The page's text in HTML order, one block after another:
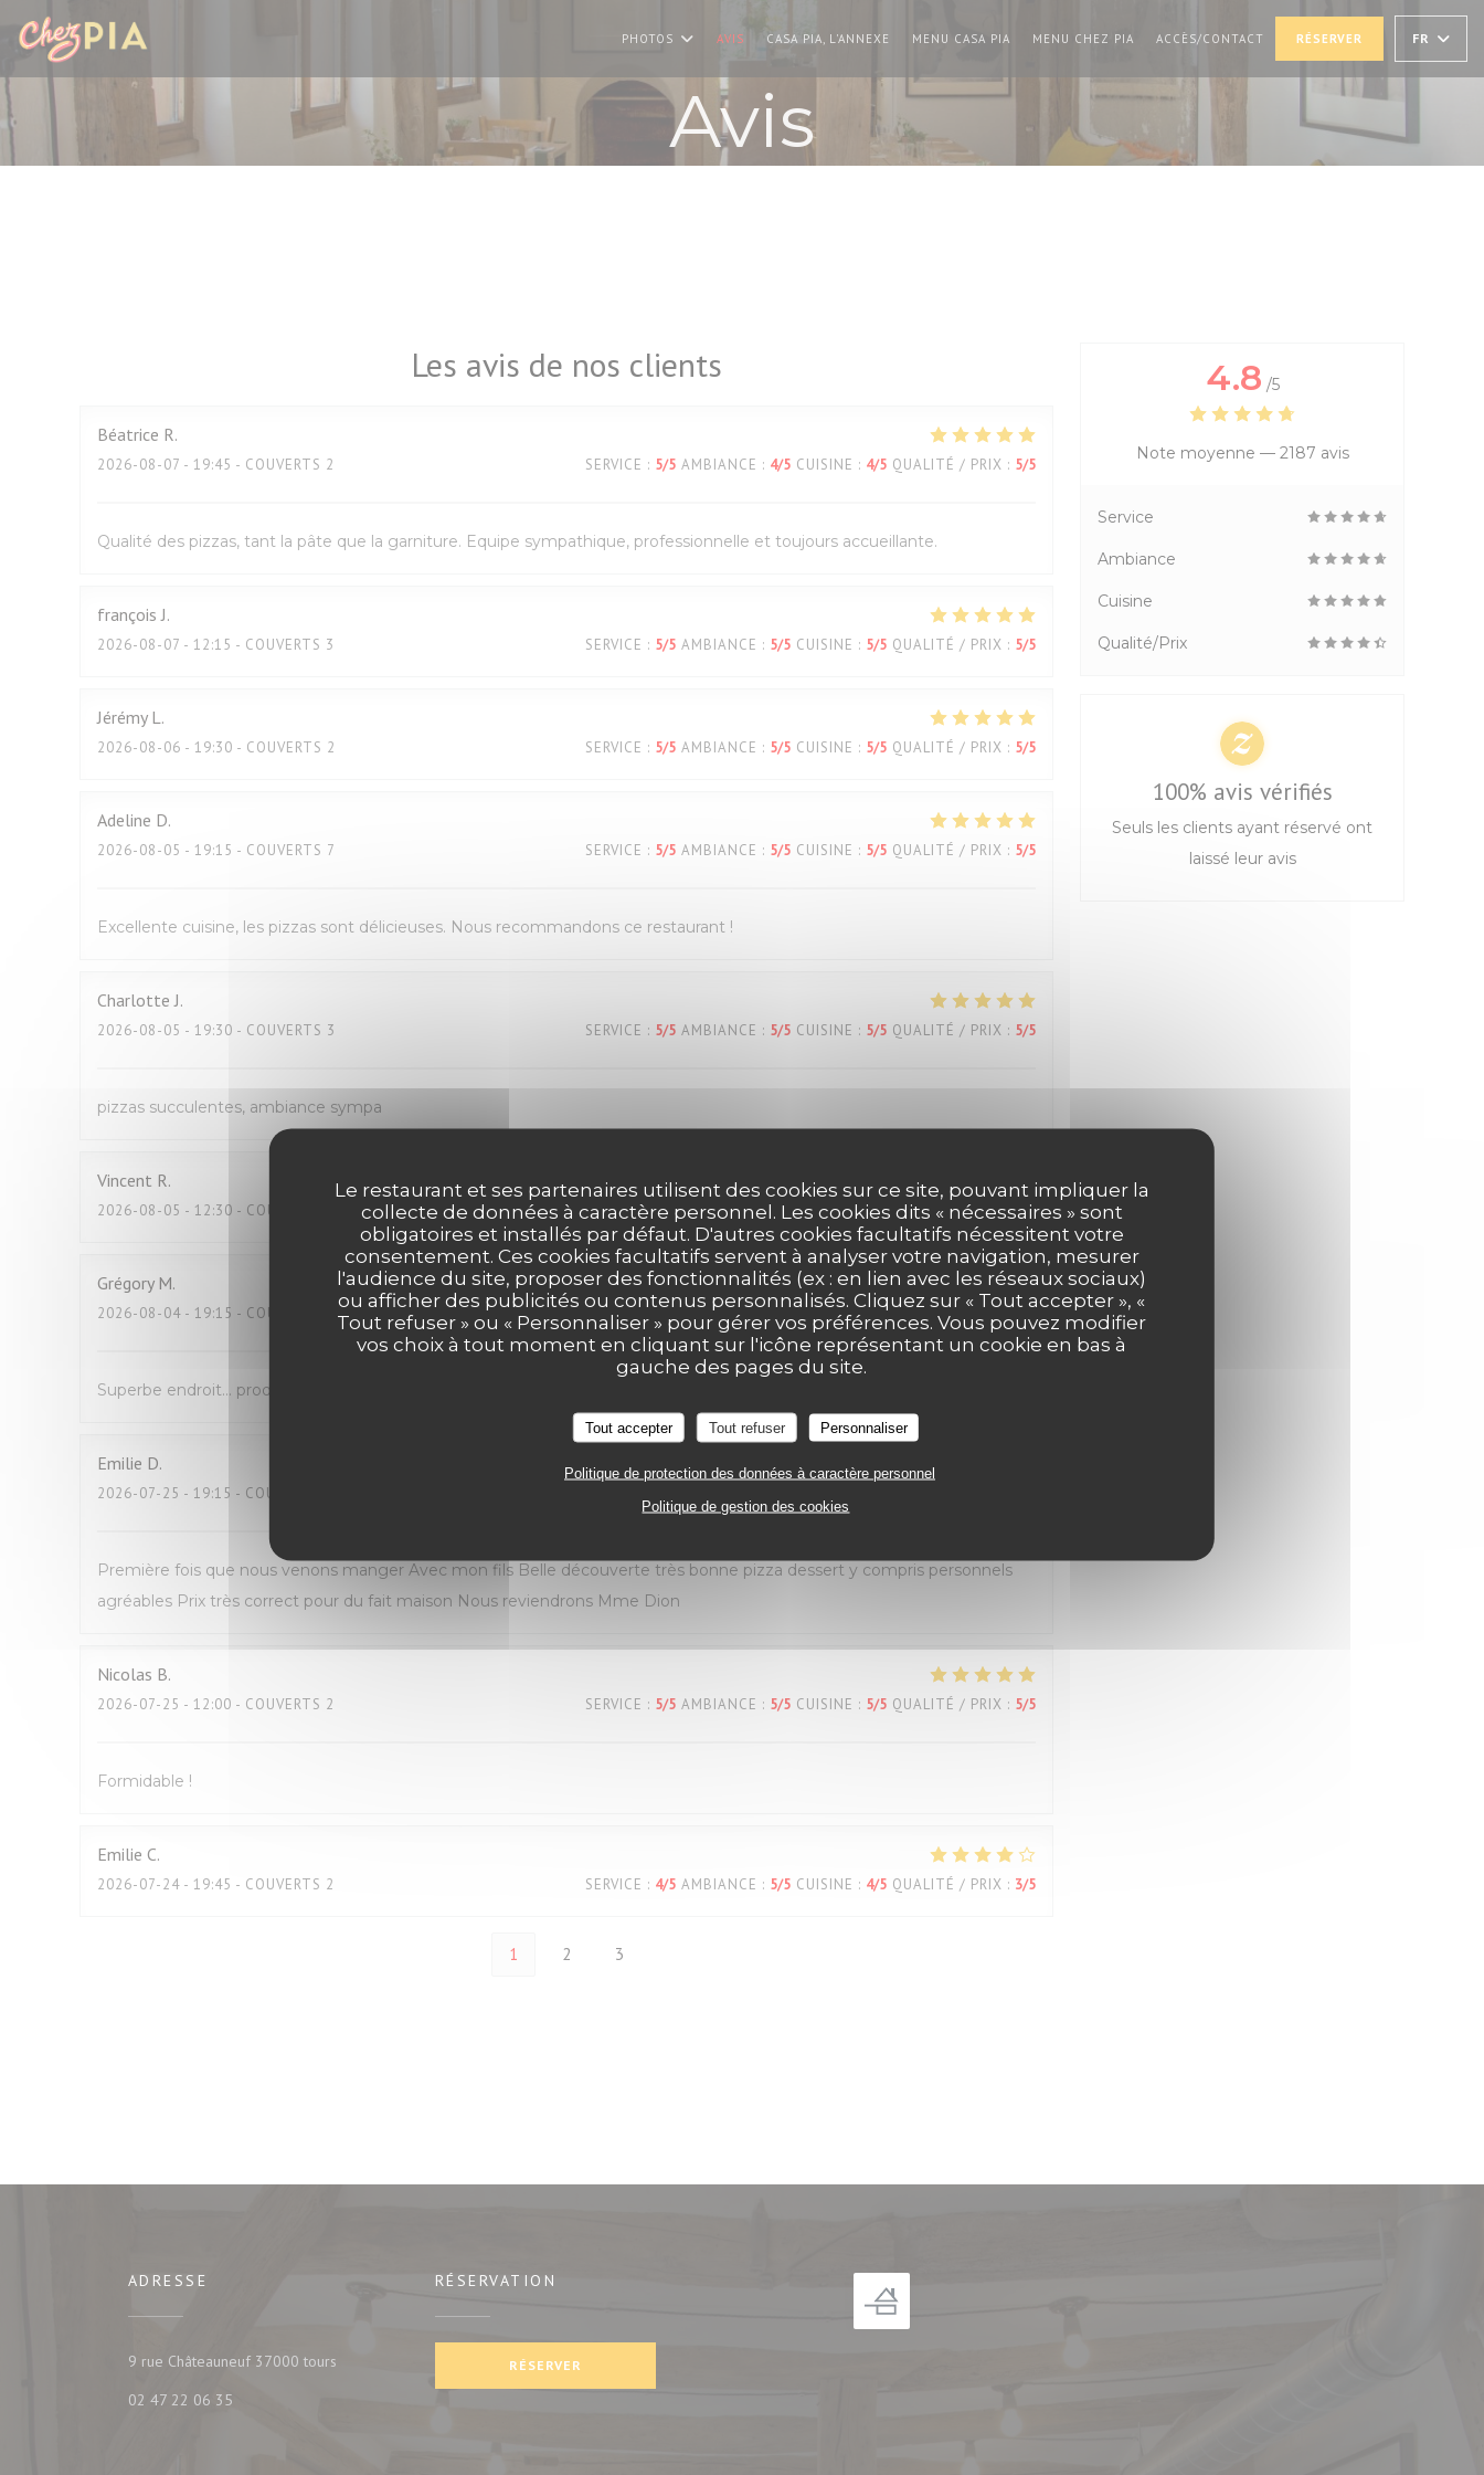
Personnalisation de vos choix en matière de cookies
Le restaurant et ses partenaires utilisent des cookies sur ce site, pouvant impliquer la
collecte de données à caractère personnel. Les cookies dits « nécessaires » sont
obligatoires et installés par défaut. D'autres cookies facultatifs nécessitent votre
consentement. Ces cookies facultatifs servent à analyser votre navigation, mesurer
l'audience du site, proposer des fonctionnalités (ex : en lien avec les réseaux sociaux)
ou afficher des publicités ou contenus personnalisés. Cliquez sur « Tout accepter », «
Tout refuser » ou « Personnaliser » pour gérer vos préférences. Vous pouvez modifier
vos choix à tout moment en cliquant sur l'icône représentant un cookie en bas à
gauche des pages du site.
Tout accepter Tout refuser Personnaliser
Politique de protection des données à caractère personnel
Politique de gestion des cookies
PHOTOS AVIS CASA PIA, L'ANNEXE MENU CASA PIA ((OUVRE UNE NOUVELLE FENÊTRE))
MENU CHEZ PIA ((OUVRE UNE NOUVELLE FENÊTRE))
ACCÈS/CONTACT RÉSERVER FR
Avis
Les avis de nos clients
Béatrice R
2026-08-07 - 19:45 - COUVERTS 2 SERVICE : 5/5 AMBIANCE : 4/5 CUISINE : 4/5 QUALITÉ / PRIX : 5/5
Qualité des pizzas, tant la pâte que la garniture. Equipe sympathique, professionnelle et toujours accueillante.
françois J
2026-08-07 - 12:15 - COUVERTS 3 SERVICE : 5/5 AMBIANCE : 5/5 CUISINE : 5/5 QUALITÉ / PRIX : 5/5
Jérémy L
2026-08-06 - 19:30 - COUVERTS 2 SERVICE : 5/5 AMBIANCE : 5/5 CUISINE : 5/5 QUALITÉ / PRIX : 5/5
Adeline D
2026-08-05 - 19:15 - COUVERTS 7 SERVICE : 5/5 AMBIANCE : 5/5 CUISINE : 5/5 QUALITÉ / PRIX : 5/5
Excellente cuisine, les pizzas sont délicieuses. Nous recommandons ce restaurant !
Charlotte J
2026-08-05 - 19:30 - COUVERTS 3 SERVICE : 5/5 AMBIANCE : 5/5 CUISINE : 5/5 QUALITÉ / PRIX : 5/5
pizzas succulentes, ambiance sympa
Vincent R
2026-08-05 - 12:30 - COUVERTS 2 SERVICE: 5/5 AMBIANCE: 5 /5 CUISINE: 5/5 QUALITÉ / PRIX: 5/5
Grégory M
2026-08-04 - 19:15 - COUVERTS 4 SERVICE : 5/5 AMBIANCE : 5/5 CUISINE: 5/5 QUALITÉ / PRIX : 5 /5
Superbe endroit… produit d’excellente qualité , copieux… service agréable… tout est parfait!
Emilie D
2026-07-25 - 19:15 - COUVERTS 2
Première fois que nous venons manger Avec mon fils Belle découverte très bonne pizza dessert y compris personnels
agréables Prix très correct pour du fait maison Nous reviendrons Mme Dion
Nicolas B
2026-07-25 - 12:00 - COUVERTS 2 SERVICE : 5/5 AMBIANCE : 5/5 CUISINE : 5/5 QUALITÉ / PRIX : 5/5
Formidable !
Emilie C
2026-07-24 - 19:45 - COUVERTS 2 SERVICE : 4/5 AMBIANCE : 5/5 CUISINE : 4/5 QUALITÉ / PRIX : 3/5
1 2 3
4.8 /5
Note moyenne — 2187 avis
Service
Ambiance
Cuisine
Qualité/Prix
100% avis vérifiés
Seuls les clients ayant réservé ont
laissé leur avis
ADRESSE
9 rue Châteauneuf 37000 tours((ouvre une nouvelle fenêtre))
02 47 22 06 35
RÉSERVATION
RÉSERVER